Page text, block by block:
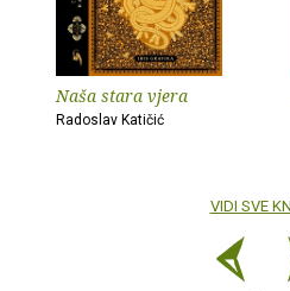
Naša stara vjera
Radoslav Katičić
VIDI SVE